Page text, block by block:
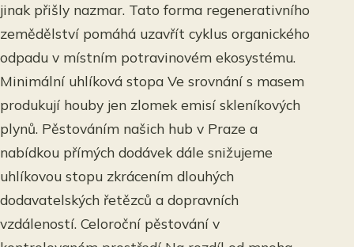
jinak přišly nazmar. Tato forma regenerativního
zemědělství pomáhá uzavřít cyklus organického
odpadu v místním potravinovém ekosystému.
Minimální uhlíková stopa Ve srovnání s masem
produkují houby jen zlomek emisí skleníkových
plynů. Pěstováním našich hub v Praze a
nabídkou přímých dodávek dále snižujeme
uhlíkovou stopu zkrácením dlouhých
dodavatelských řetězců a dopravních
vzdáleností. Celoroční pěstování v